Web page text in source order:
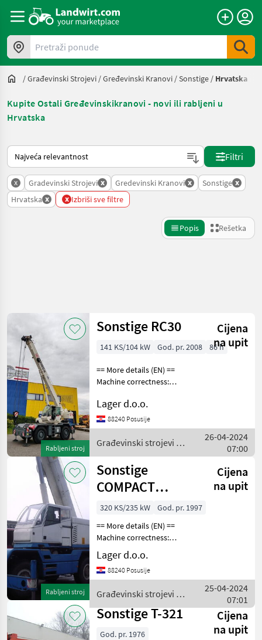
Pretraži ponude
/Građevinski Strojevi /Gređevinski Kranovi /Sonstige / Hrvatska
Kupite Ostali Gređevinskikranovi - novi ili rabljeni u
Hrvatska
Tako se sortira na Landwirt.com
Filtri
x Gradevinski Strojevi x Gredevinski Kranovi x Sonstige x
Hrvatska x x Izbriši sve filtre
Popis Rešetka
Kategorija 4 Država 1 Filtri
TRENUTNA
STAZA
Izgradnja
Gradevinski
Strojevi
Gredevinski
Kranovi
Sonstige
ODABERITE
KATEGORIJU
Sonstige
Liebherr
Palfinger
MODEL
Poništi
rezultata
Rabljeni stroj
Sonstige RC30
Cijena
na upit
141 KS/104 kW God. pr. 2008 86 h
== More details (EN) ==
Machine correctness:
4WD 6 speed
forward/backward max
speed 30km/h stabilizers
5600x5830 mm boom
Lager d.o.o.
88240 Posusije
Građevinski strojevi /
Sonstige
26-04-2024
07:00
Rabljeni stroj
Sonstige
COMPACT
TRUCK CT2-1
Cijena
na upit
320 KS/235 kW
God. pr. 1997
== More details (EN) ==
Machine correctness:
Correct brand: COMPACT
TRUCK Građevinski strojevi
Gređevinski kranovi
Lager d.o.o.
88240 Posusije
Građevinski strojevi /
Sonstige
25-04-2024
07:01
Sonstige T-321
Cijena
na upit
God. pr. 1976